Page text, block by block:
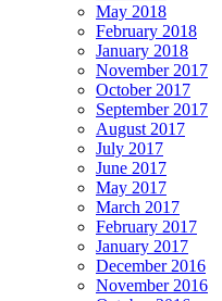
May 2018
February 2018
January 2018
November 2017
October 2017
September 2017
August 2017
July 2017
June 2017
May 2017
March 2017
February 2017
January 2017
December 2016
November 2016